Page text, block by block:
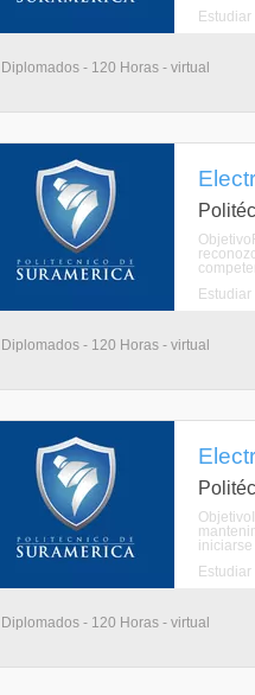
Diplomados - 120 Horas - virtual
Diplomados - 120 Horas - virtual
Diplomados - 120 Horas - virtual